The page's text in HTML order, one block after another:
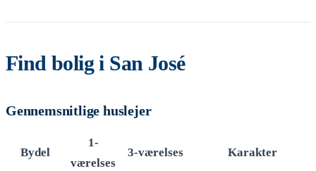
Find bolig i San José
Gennemsnitlige huslejer
Bydel
1-
værelses
3-værelses Karakter